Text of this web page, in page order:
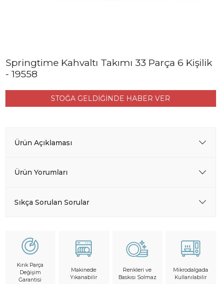
Springtime Kahvaltı Takımı 33 Parça 6 Kişilik
- 19558
STOĞA GELDİĞİNDE HABER VER
Ürün Açıklaması
Ürün Yorumları
Sıkça Sorulan Sorular
Kırık Parça
Değişim
Garantisi
Makinede
Yıkanabilir
Renkleri ve
Baskısı Solmaz
Mikrodalgada
Kullanılabilir